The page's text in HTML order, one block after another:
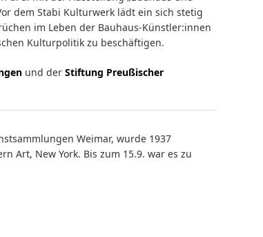
dem Stabi Kulturwerk lädt ein sich stetig
im Leben der Bauhaus-Künstler:innen
Kulturpolitik zu beschäftigen.
und der Stiftung Preußischer
Weimar, wurde 1937
Art, New York. Bis zum 15.9. war es zu